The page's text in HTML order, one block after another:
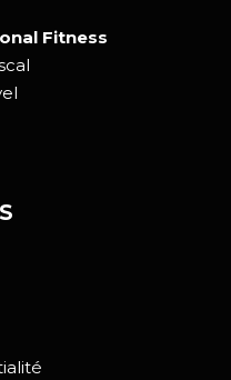
Fitness